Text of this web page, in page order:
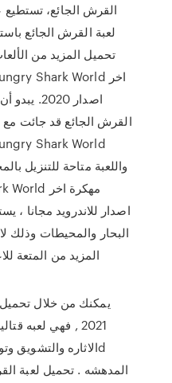
لعبة القرش الجائع
تحميل المزيد من
اصدار
القرش الجائع قد جائت مع
واللعبة متاحة للتنزيل
اصدار للاندرويد مجانا ،
البحار والمحيطات وذلك
المزيد من المتعة
يمكنك من خلال
2021 , فهي لعبه